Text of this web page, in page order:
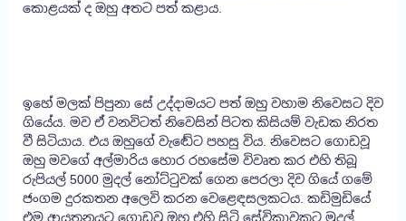
කොළයක් ද ඔහු අතට පත් කළාය.
ඉහේ මලක් පිපුනා සේ උද්දාමයට පත් ඔහු වහාම නිවෙසට දිව
ගියේය. මව ඒ වනවිටත් නිවෙසින් පිටත කිසියම් වැඩක නිරත
වී සිටියාය. එය ඔහුගේ වැඬේට පහසු විය. නිවෙසට ගොඩවූ
ඔහු මවගේ අල්මාරිය හොර රහසේම විවෘත කර එහි තිබූ
රුපියල් 5000 මුදල් නෝට්ටුවක් ගෙන පෙරලා දිව ගියේ ගමේ
ජංගම දුරකතන අලෙවි කරන වෙළෙඳසලකටය. කඩිමුඩියේ
එම ආයතනයට ගොඩවූ ඔහු එහි සිටි සේවිකාවකට මුදල්